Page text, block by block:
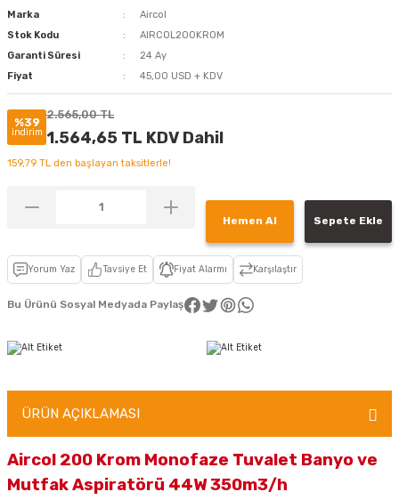
Marka
Aircol
Stok Kodu
AIRCOL200KROM
Garanti Süresi
24 Ay
Fiyat
45,00 USD + KDV
%39
indirim
2.565,00 TL
1.564,65 TL KDV Dahil
159,79 TL den başlayan taksitlerle!
Hemen Al Sepete Ekle
Yorum Yaz Tavsiye Et Fiyat Alarmı Karşılaştır
Bu Ürünü Sosyal Medyada Paylaş
ÜRÜN AÇIKLAMASI
Aircol 200 Krom Monofaze Tuvalet Banyo ve
Mutfak Aspiratörü 44W 350m3/h